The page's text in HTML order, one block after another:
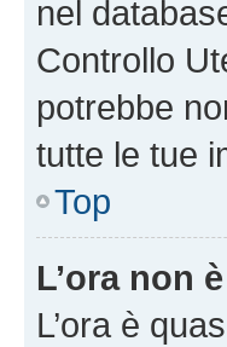
nel
Controllo
potrebbe
tutte le tue
Top
L’ora non
L’ora è